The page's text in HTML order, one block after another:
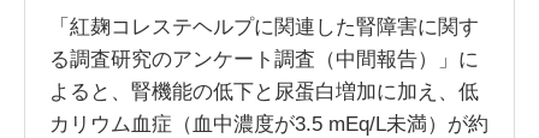
「紅麹コレステヘルプに関連した腎障害に関す
る調査研究のアンケート調査（中間報告）」に
よると、腎機能の低下と尿蛋白増加に加え、低
カリウム血症（血中濃度が3.5 mEq/L未満）が約